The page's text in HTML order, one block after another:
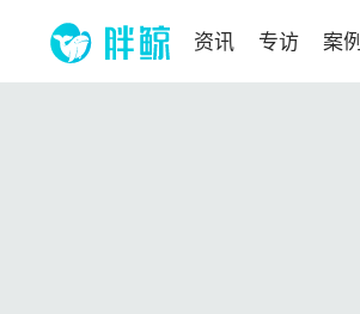
资讯 专访 案例